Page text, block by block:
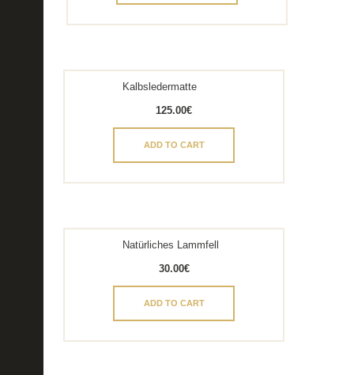
Kalbsledermatte
125.00€
ADD TO CART
Natürliches Lammfell
30.00€
ADD TO CART